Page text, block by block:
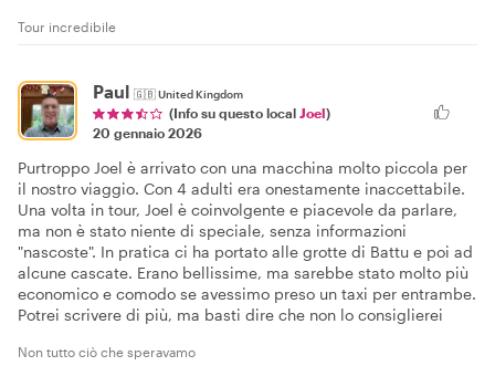
Tour incredibile
Paul 🇬🇧United Kingdom
(Info su questo local Joel)
20 gennaio 2026
Purtroppo Joel è arrivato con una macchina molto piccola per
il nostro viaggio. Con 4 adulti era onestamente inaccettabile.
Una volta in tour, Joel è coinvolgente e piacevole da parlare,
ma non è stato niente di speciale, senza informazioni
"nascoste". In pratica ci ha portato alle grotte di Battu e poi ad
alcune cascate. Erano bellissime, ma sarebbe stato molto più
economico e comodo se avessimo preso un taxi per entrambe.
Potrei scrivere di più, ma basti dire che non lo consiglierei
Non tutto ciò che speravamo